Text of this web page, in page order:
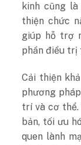
kinh cũng
thiện chức
giúp hỗ trợ
phần điều
Cải thiện
phương
trí và cơ thể.
bản, tối ưu
quen lành